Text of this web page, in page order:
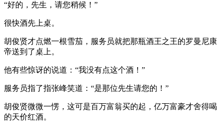
“好的，先生，请您稍候！”
很快酒先上桌。
胡俊贤才点燃一根雪茄，服务员就把那瓶酒王之王的罗曼尼康
帝送到了桌上。
他有些惊讶的说道：“我没有点这个酒！”
服务员指了指张峰笑道：“是那位先生请您的！”
胡俊贤微微一愣，这可是百万富翁买的起，亿万富豪才舍得喝
的天价红酒。